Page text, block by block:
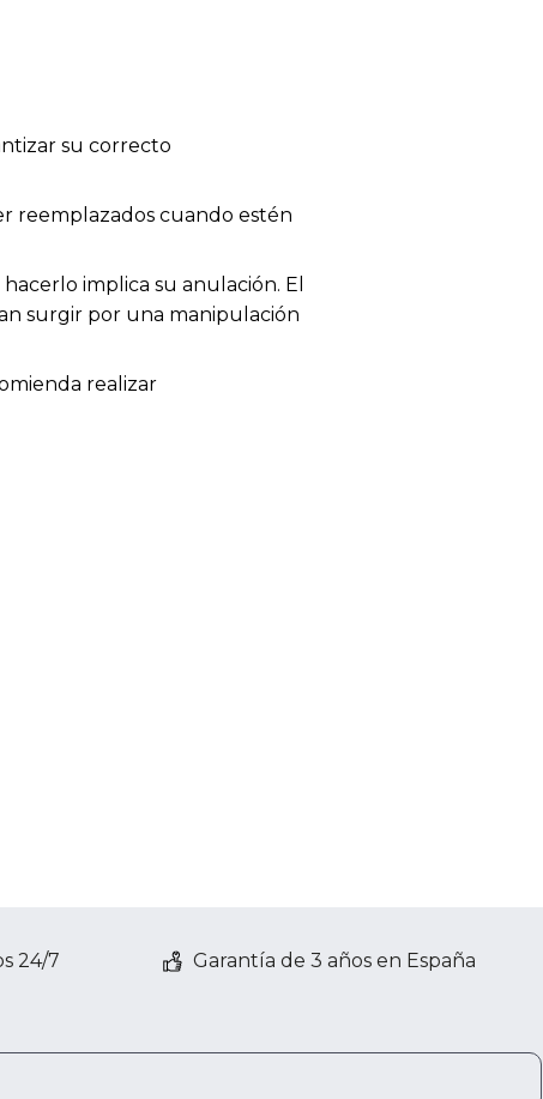
su correcto
reemplazados cuando estén
implica su anulación. El
surgir por una manipulación
realizar
24/7 Garantía de 3 años en España